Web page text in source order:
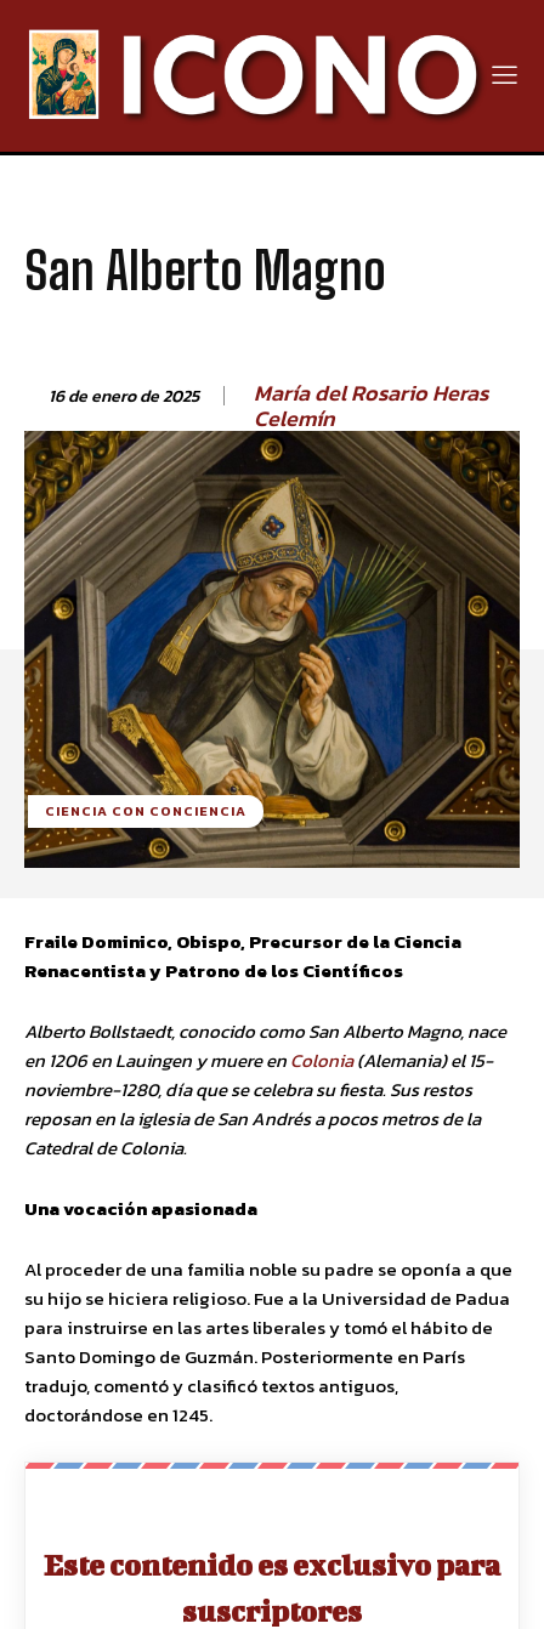
San Alberto Magno
16 de enero de 2025 María del Rosario Heras
Celemín
CIENCIA CON CONCIENCIA
Fraile Dominico, Obispo, Precursor de la Ciencia
Renacentista y Patrono de los Científicos
Alberto Bollstaedt, conocido como San Alberto Magno, nace
en 1206 en Lauingen y muere enColonia(Alemania) el 15-
noviembre-1280, día que se celebra su fiesta. Sus restos
reposan en la iglesia de San Andrés a pocos metros de la
Catedral de Colonia.
Una vocación apasionada
Al proceder de una familia noble su padre se oponía a que
su hijo se hiciera religioso. Fue a la Universidad de Padua
para instruirse en las artes liberales y tomó el hábito de
Santo Domingo de Guzmán. Posteriormente en París
tradujo, comentó y clasificó textos antiguos,
doctorándose en 1245.
Este contenido es exclusivo para
suscriptores